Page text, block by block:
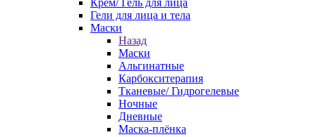
Крем/ Гель для лица
Гели для лица и тела
Маски
Назад
Маски
Альгинатные
Карбокситерапия
Тканевые/ Гидрогелевые
Ночные
Дневные
Маска-плёнка